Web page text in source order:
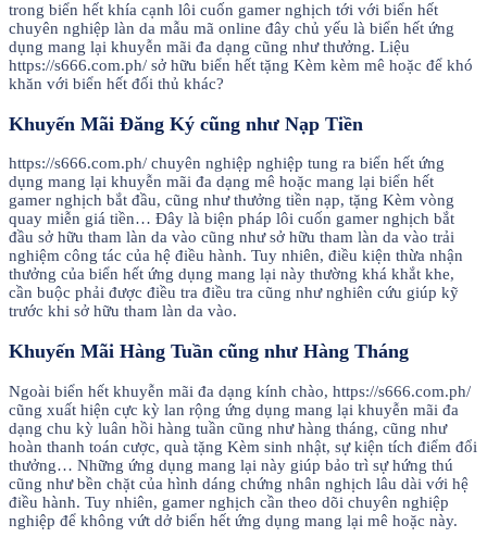
trong biển hết khía cạnh lôi cuốn gamer nghịch tới với biển hết
chuyên nghiệp làn da mẫu mã online đây chủ yếu là biển hết ứng
dụng mang lại khuyễn mãi đa dạng cũng như thưởng. Liệu
https://s666.com.ph/ sở hữu biển hết tặng Kèm kèm mê hoặc để khó
khăn với biển hết đối thủ khác?
Khuyến Mãi Đăng Ký cũng như Nạp Tiền
https://s666.com.ph/ chuyên nghiệp nghiệp tung ra biển hết ứng
dụng mang lại khuyễn mãi đa dạng mê hoặc mang lại biển hết
gamer nghịch bắt đầu, cũng như thưởng tiền nạp, tặng Kèm vòng
quay miễn giá tiền… Đây là biện pháp lôi cuốn gamer nghịch bắt
đầu sở hữu tham làn da vào cũng như sở hữu tham làn da vào trải
nghiệm công tác của hệ điều hành. Tuy nhiên, điều kiện thừa nhận
thưởng của biển hết ứng dụng mang lại này thường khá khắt khe,
cần buộc phải được điều tra điều tra cũng như nghiên cứu giúp kỹ
trước khi sở hữu tham làn da vào.
Khuyến Mãi Hàng Tuần cũng như Hàng Tháng
Ngoài biển hết khuyễn mãi đa dạng kính chào, https://s666.com.ph/
cũng xuất hiện cực kỳ lan rộng ứng dụng mang lại khuyễn mãi đa
dạng chu kỳ luân hồi hàng tuần cũng như hàng tháng, cũng như
hoàn thanh toán cược, quà tặng Kèm sinh nhật, sự kiện tích điểm đổi
thưởng… Những ứng dụng mang lại này giúp bảo trì sự hứng thú
cũng như bền chặt của hình dáng chứng nhân nghịch lâu dài với hệ
điều hành. Tuy nhiên, gamer nghịch cần theo dõi chuyên nghiệp
nghiệp để không vứt dở biển hết ứng dụng mang lại mê hoặc này.